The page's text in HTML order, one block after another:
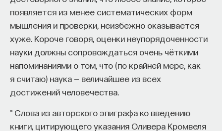
появляется из менее систематических форм
мышления и проверки, неизбежно оказывается
хуже. Короче говоря, оценки неупорядоченности
науки должны сопровождаться очень чёткими
напоминаниями о том, что (по крайней мере, как
я считаю) наука — величайшее из всех
достижений человечества.
* Слова из авторского эпиграфа ко введению
книги, цитирующего указания Оливера Кромвеля